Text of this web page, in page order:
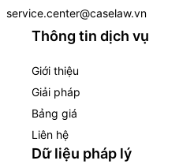
service.center@caselaw.vn
Thông tin dịch vụ
Giới thiệu
Giải pháp
Bảng giá
Liên hệ
Dữ liệu pháp lý